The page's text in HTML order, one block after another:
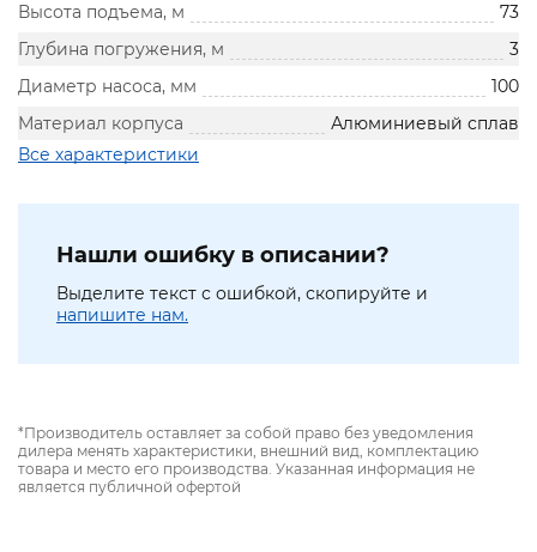
Высота подъема, м
73
Глубина погружения, м
3
Диаметр насоса, мм
100
Материал корпуса
Алюминиевый сплав
Все характеристики
Нашли ошибку в описании?
Выделите текст с ошибкой, скопируйте и
напишите нам.
*Производитель оставляет за собой право без уведомления
дилера менять характеристики, внешний вид, комплектацию
товара и место его производства. Указанная информация не
является публичной офертой